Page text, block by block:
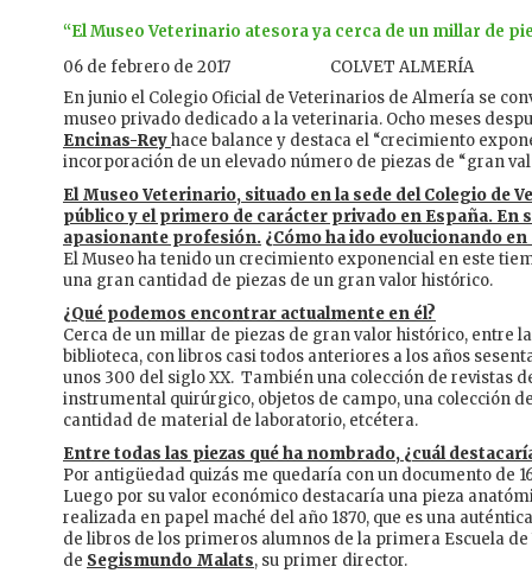
“El Museo Veterinario atesora ya cerca de un millar de
06 de febrero de 2017
COLVET ALMERÍA
En junio el Colegio Oficial de Veterinarios de Almería se
museo privado dedicado a la veterinaria. Ocho meses
Encinas-Reyhace balance y destaca el “crecimiento
incorporación de un elevado número de piezas de “gran
El Museo Veterinario, situado en la sede del Colegio de
público y el primero de carácter privado en España. En
apasionante profesión. ¿Cómo ha ido evolucionando
El Museo ha tenido un crecimiento exponencial en este
una gran cantidad de piezas de un gran valor histórico.
¿Qué podemos encontrar actualmente en él?
Cerca de un millar de piezas de gran valor histórico, entre
biblioteca, con libros casi todos anteriores a los años
unos 300 del siglo XX. También una colección de revistas
instrumental quirúrgico, objetos de campo, una colección
cantidad de material de laboratorio, etcétera.
Entre todas las piezas qué ha nombrado, ¿cuál
Por antigüedad quizás me quedaría con un documento de
Luego por su valor económico destacaría una pieza
realizada en papel maché del año 1870, que es una
de libros de los primeros alumnos de la primera Escuela
de Segismundo Malats, su primer director.